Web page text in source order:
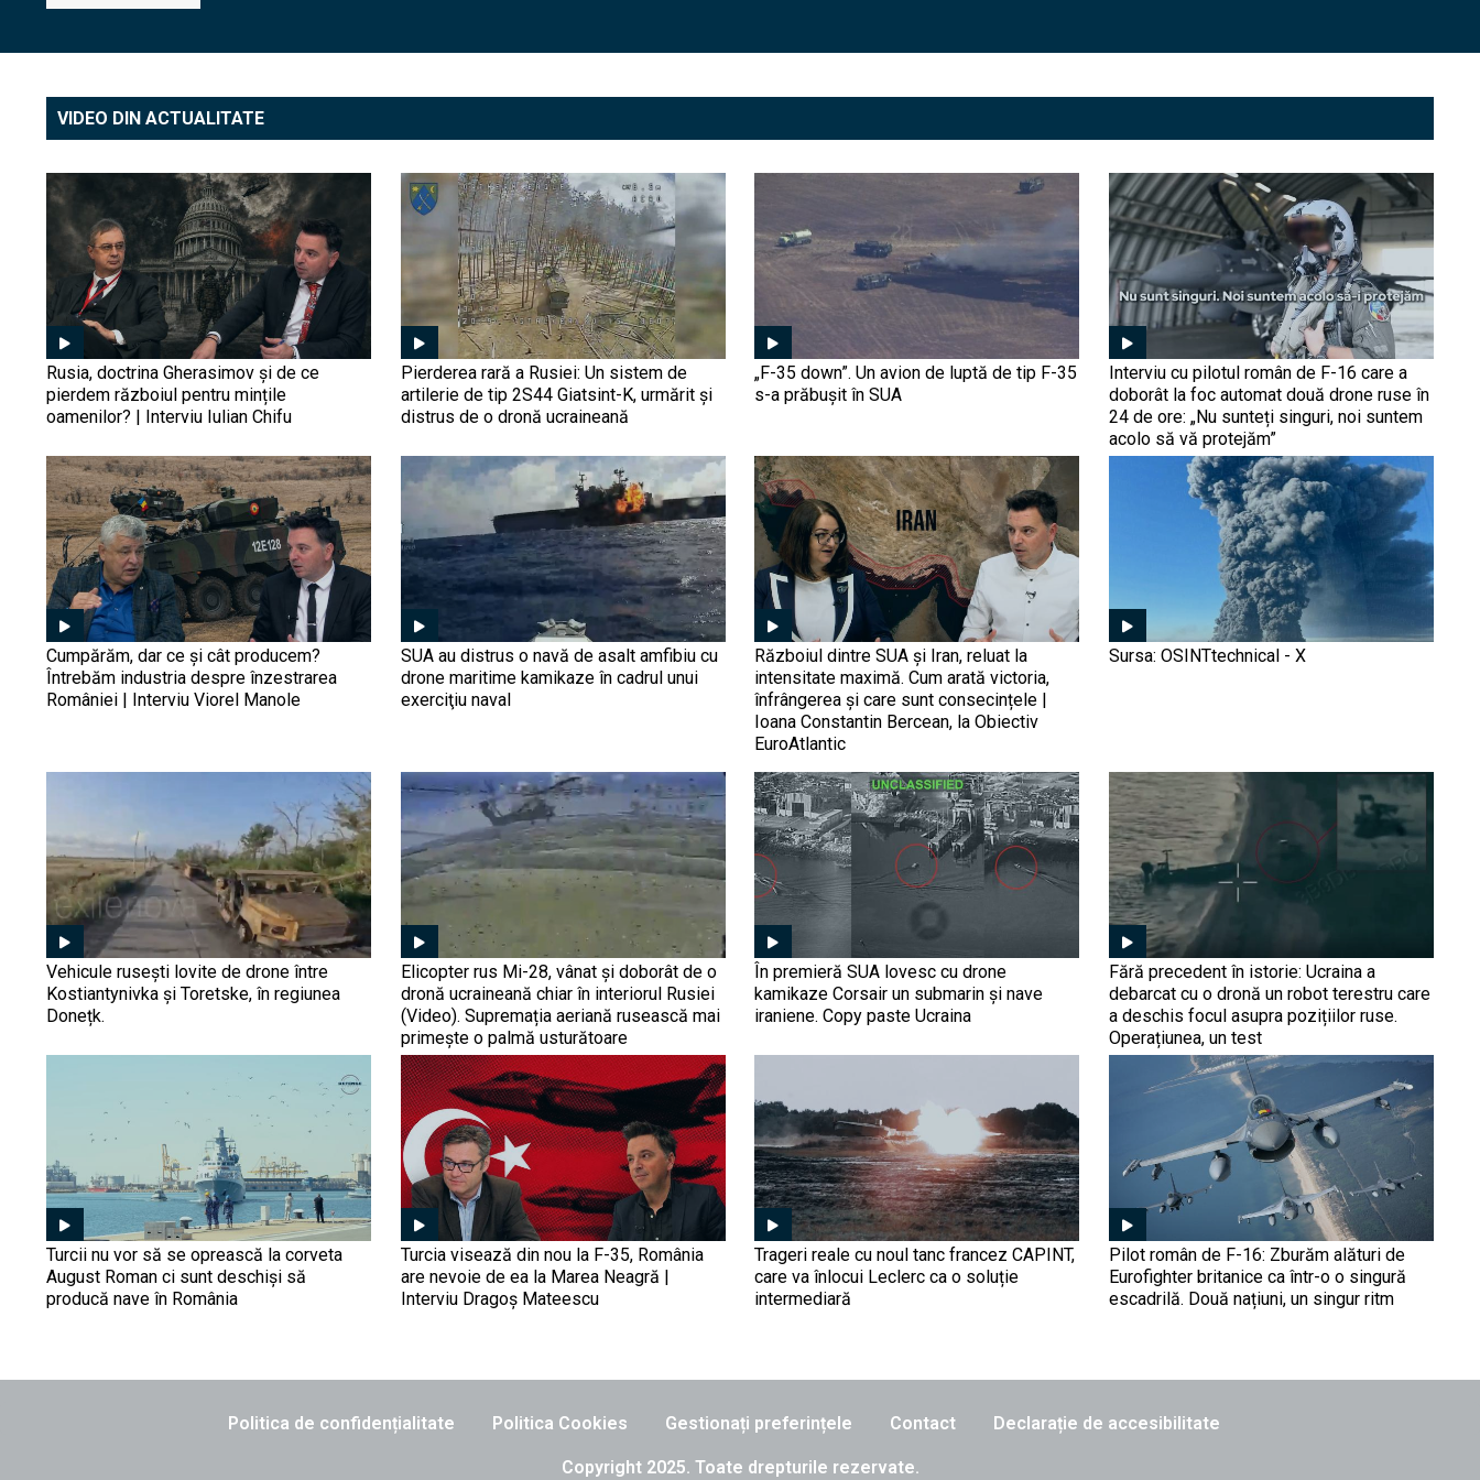
dolari pe drone. Arma „low-
pe avioanele F-16 (FOTO)
proiect pe termen lung
care va continua și după
epoca Putin | Dorin
Popescu, la Obiectiv
EuroAtlantic
Întâlnirea de la miezul
nopții: O dronă ucraineană
a lovit în plin un avion MiG-
29 rus (Video). Ucrainenii
continuă să hărțuiască
forțele ruse
Fără șoferi, fără echipaj:
Armata SUA dezvoltă
„artileria fantomă” care se
încarcă autonom pe
câmpul de luptă
Nave chineze și japoneze
se șicanează în apropierea
Insulelor Senkaku,
disputate de ambele părți
Avem dovada
(Foto/Video): Ucraina a
deschis oficial vânătoarea
au spulberat sistemele
Buk și Tor, vitale pentru
Kremlin. De ce devine
Rusia vulnerabilă în
propriul teritoriu
Eficiența „chirurgicală” a
avioanelor Mirage 2000 și
paradoxul apărării aeriene
de 98% nu este suficientă
pentru a descuraja Rusia
Premieră militară istorică:
O dronă ucraineană FPV a
doborât în Rusia un
elicopter Mi-8, lovind de
sus în elice (Video).
Vânătorul a devenit pradă
Avionul fără pilot Kizilelma
nu doar că a zburat cu un
F-16, dar a și executat un
atac aerian simulat asupra
F-ului (Video). Turcia
țintește fotoliul de lider
mondial în domeniul
dronelor
„Africa Corps” sau cum a
naționalizat Rusia teroarea
(VIDEO). Fantoma lui
Prigojin a fost înlocuită
rapid cu ,,ștampila'' oficială
schimbul păcii” și riscurile
VIDEO DIN ACTUALITATE
Rusia, doctrina Gherasimov și de ce
pierdem războiul pentru mințile
oamenilor? | Interviu Iulian Chifu
Pierderea rară a Rusiei: Un sistem de
artilerie de tip 2S44 Giatsint-K, urmărit și
distrus de o dronă ucraineană
„F-35 down”. Un avion de luptă de tip F-35
s-a prăbușit în SUA
Interviu cu pilotul român de F-16 care a
doborât la foc automat două drone ruse în
24 de ore: „Nu sunteți singuri, noi suntem
acolo să vă protejăm”
Cumpărăm, dar ce și cât producem?
Întrebăm industria despre înzestrarea
României | Interviu Viorel Manole
SUA au distrus o navă de asalt amfibiu cu
drone maritime kamikaze în cadrul unui
exerciţiu naval
Războiul dintre SUA și Iran, reluat la
intensitate maximă. Cum arată victoria,
înfrângerea și care sunt consecințele |
Ioana Constantin Bercean, la Obiectiv
EuroAtlantic
Sursa: OSINTtechnical - X
Vehicule rusești lovite de drone între
Kostiantynivka și Toretske, în regiunea
Donețk.
Elicopter rus Mi-28, vânat și doborât de o
dronă ucraineană chiar în interiorul Rusiei
(Video). Supremația aeriană rusească mai
primește o palmă usturătoare
În premieră SUA lovesc cu drone
kamikaze Corsair un submarin și nave
iraniene. Copy paste Ucraina
Fără precedent în istorie: Ucraina a
debarcat cu o dronă un robot terestru care
a deschis focul asupra pozițiilor ruse.
Operațiunea, un test
Turcii nu vor să se oprească la corveta
August Roman ci sunt deschiși să
producă nave în România
Turcia visează din nou la F-35, România
are nevoie de ea la Marea Neagră |
Interviu Dragoș Mateescu
Trageri reale cu noul tanc francez CAPINT,
care va înlocui Leclerc ca o soluție
intermediară
Pilot român de F-16: Zburăm alături de
Eurofighter britanice ca într-o o singură
escadrilă. Două națiuni, un singur ritm
Politica de confidențialitate Politica Cookies Gestionați preferințele Contact Declarație de accesibilitate
Copyright 2025. Toate drepturile rezervate.